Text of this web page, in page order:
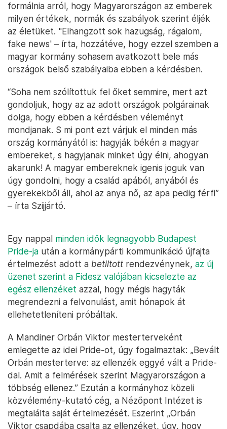
formálnia arról, hogy Magyarországon az emberek
milyen értékek, normák és szabályok szerint éljék
az életüket. "Elhangzott sok hazugság, rágalom,
fake news' – írta, hozzátéve, hogy ezzel szemben a
magyar kormány sohasem avatkozott bele más
országok belső szabályaiba ebben a kérdésben.
“Soha nem szólítottuk fel őket semmire, mert azt
gondoljuk, hogy az az adott országok polgárainak
dolga, hogy ebben a kérdésben véleményt
mondjanak. S mi pont ezt várjuk el minden más
ország kormányától is: hagyják békén a magyar
embereket, s hagyjanak minket úgy élni, ahogyan
akarunk! A magyar embereknek igenis joguk van
úgy gondolni, hogy a család apából, anyából és
gyerekekből áll, ahol az anya nő, az apa pedig férfi”
– írta Szijjártó.
Egy nappal minden idők legnagyobb Budapest
Pride-ja után a kormánypárti kommunikáció újfajta
értelmezést adott a betiltott rendezvénynek, az új
üzenet szerint a Fidesz valójában kicselezte az
egész ellenzéket azzal, hogy mégis hagyták
megrendezni a felvonulást, amit hónapok át
ellehetetleníteni próbáltak.
A Mandiner Orbán Viktor mesterterveként
emlegette az idei Pride-ot, úgy fogalmaztak: „Bevált
Orbán mesterterve: az ellenzék eggyé vált a Pride-
dal. Amit a felmérések szerint Magyarországon a
többség ellenez.” Ezután a kormányhoz közeli
közvélemény-kutató cég, a Nézőpont Intézet is
megtalálta saját értelmezését. Eszerint „Orbán
Viktor csapdába csalta az ellenzéket, úgy, hogy